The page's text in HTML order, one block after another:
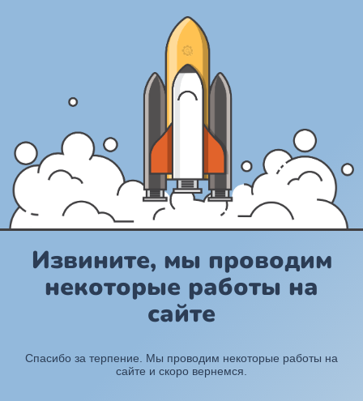
Извините, мы проводим
некоторые работы на
сайте
Спасибо за терпение. Мы проводим некоторые работы на
сайте и скоро вернемся.